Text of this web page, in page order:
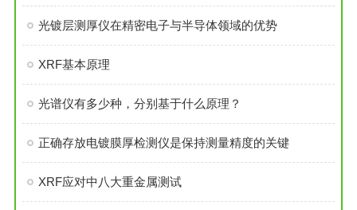
光镀层测厚仪在精密电子与半导体领域的优势
XRF基本原理
光谱仪有多少种，分别基于什么原理？
正确存放电镀膜厚检测仪是保持测量精度的关键
XRF应对中八大重金属测试